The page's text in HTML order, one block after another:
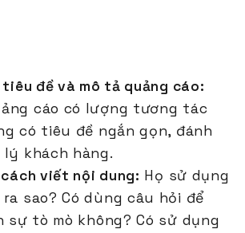
tiêu đề và mô tả quảng cáo:
cáo có lượng tương tác
có tiêu đề ngắn gọn, đánh
khách hàng.
viết nội dung: Họ sử dụng
sao? Có dùng câu hỏi để
tò mò không? Có sử dụng